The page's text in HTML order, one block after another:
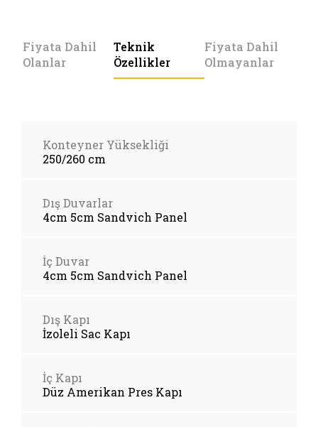
Fiyata Dahil
Olanlar
Teknik
Özellikler
Fiyata Dahil
Olmayanlar
Konteyner Yüksekliği
250/260 cm
Dış Duvarlar
4cm 5cm Sandvich Panel
İç Duvar
4cm 5cm Sandvich Panel
Dış Kapı
İzoleli Sac Kapı
İç Kapı
Düz Amerikan Pres Kapı